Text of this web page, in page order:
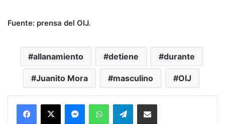
Fuente: prensa del OIJ.
allanamiento detiene durante
Juanito Mora masculino OIJ
MessengerWhatsAppTelegramCompartir por correo electrónico